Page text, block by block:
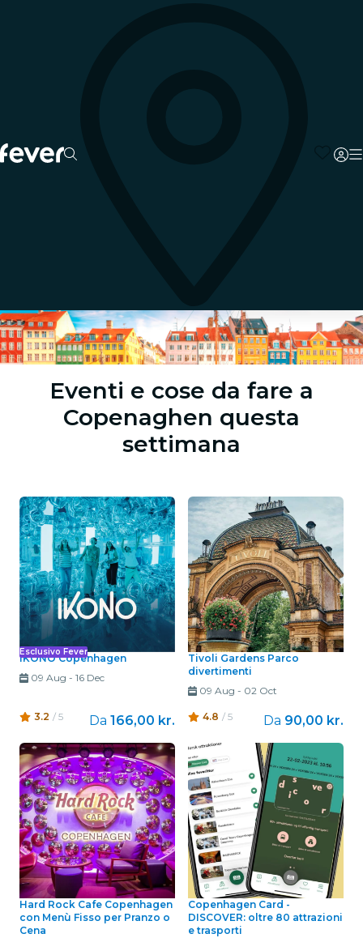
Eventi e cose da fare a
Copenaghen questa
settimana
Esclusivo Fever
IKONO Copenhagen
09 Aug - 16 Dec
3.2 / 5 Da 166,00 kr.
Tivoli Gardens Parco
divertimenti
09 Aug - 02 Oct
4.8 / 5 Da 90,00 kr.
Hard Rock Cafe Copenhagen
con Menù Fisso per Pranzo o
Cena
Copenhagen Card -
DISCOVER: oltre 80 attrazioni
e trasporti